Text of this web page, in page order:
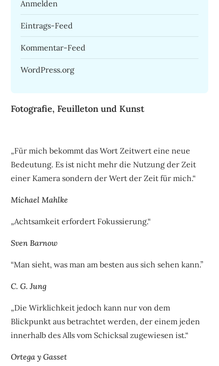
Anmelden
Eintrags-Feed
Kommentar-Feed
WordPress.org
Fotografie, Feuilleton und Kunst
„Für mich bekommt das Wort Zeitwert eine neue
Bedeutung. Es ist nicht mehr die Nutzung der Zeit
einer Kamera sondern der Wert der Zeit für mich.“
Michael Mahlke
„Achtsamkeit erfordert Fokussierung.“
Sven Barnow
“Man sieht, was man am besten aus sich sehen kann.”
C. G. Jung
„Die Wirklichkeit jedoch kann nur von dem
Blickpunkt aus betrachtet werden, der einem jeden
innerhalb des Alls vom Schicksal zugewiesen ist.“
Ortega y Gasset